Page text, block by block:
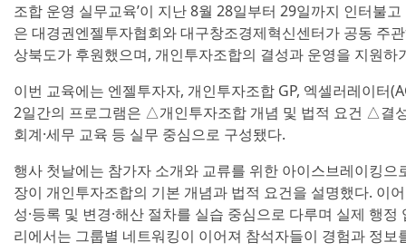
조합 운영 실무교육’이 지난 8월 28일부터 29일까지 인터불
은 대경권엔젤투자협회와 대구창조경제혁신센터가 공동 주
상북도가 후원했으며, 개인투자조합의 결성과 운영을 지원하
이번 교육에는 엔젤투자자, 개인투자조합 GP, 엑셀러레이터
2일간의 프로그램은 △개인투자조합 개념 및 법적 요건 △결
회계·세무 교육 등 실무 중심으로 구성됐다.
행사 첫날에는 참가자 소개와 교류를 위한 아이스브레이킹
장이 개인투자조합의 기본 개념과 법적 요건을 설명했다. 이
성·등록 및 변경·해산 절차를 실습 중심으로 다루며 실제 행
리에서는 그룹별 네트워킹이 이어져 참석자들이 경험과 정보